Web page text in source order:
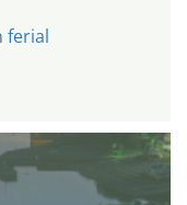
ferial